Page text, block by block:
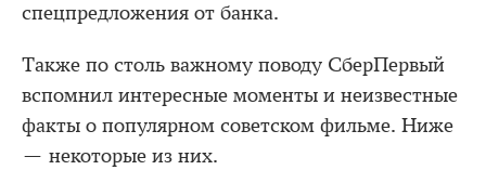
спецпредложения от банка.
Также по столь важному поводу СберПервый
вспомнил интересные моменты и неизвестные
факты о популярном советском фильме. Ниже
— некоторые из них.